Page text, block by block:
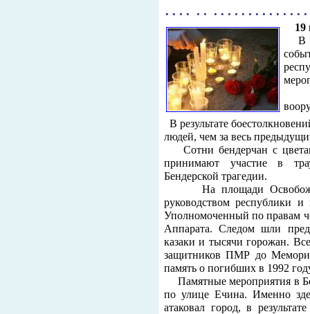
. . . . . . . . . . . . . . . . . . . .
19
В
В результате
людей, чем за весь
Сотни бендерчан с
принимают участие в
Бендерской трагедии.
На площади
руководством республики
Уполномоченный по правам
Аппарата. Следом шли
казаки и тысячи горожан.
защитников ПМР до
память о погибших в 1992
Памятные мероприятия в
по улице Ечина. Именно
атаковал город, в